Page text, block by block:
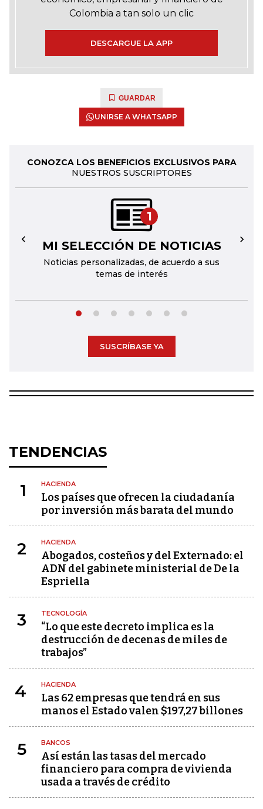
Colombia a tan solo un clic
DESCARGUE LA APP
GUARDAR
UNIRSE A WHATSAPP
CONOZCA LOS BENEFICIOS EXCLUSIVOS PARA
NUESTROS SUSCRIPTORES
1
MI SELECCIÓN DE NOTICIAS
Noticias personalizadas, de acuerdo a sus
temas de interés
← →
SUSCRÍBASE YA
TENDENCIAS
1 HACIENDA
Los países que ofrecen la ciudadanía
por inversión más barata del mundo
2 HACIENDA
Abogados, costeños y del Externado: el
ADN del gabinete ministerial de De la
Espriella
3 TECNOLOGÍA
“Lo que este decreto implica es la
destrucción de decenas de miles de
trabajos”
4 HACIENDA
Las 62 empresas que tendrá en sus
manos el Estado valen $197,27 billones
5 BANCOS
Así están las tasas del mercado
financiero para compra de vivienda
usada a través de crédito